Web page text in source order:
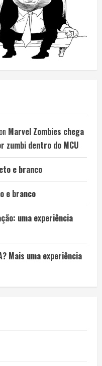
on Marvel Zombies chega
zumbi dentro do MCU
e branco
e branco
uma experiência
Mais uma experiência